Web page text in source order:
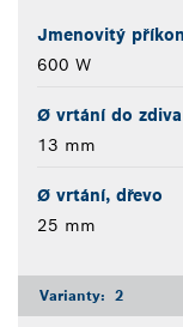
Jmenovitý příkon
600 W
Ø vrtání do zdiva
13 mm
Ø vrtání, dřevo
25 mm
Varianty: 2